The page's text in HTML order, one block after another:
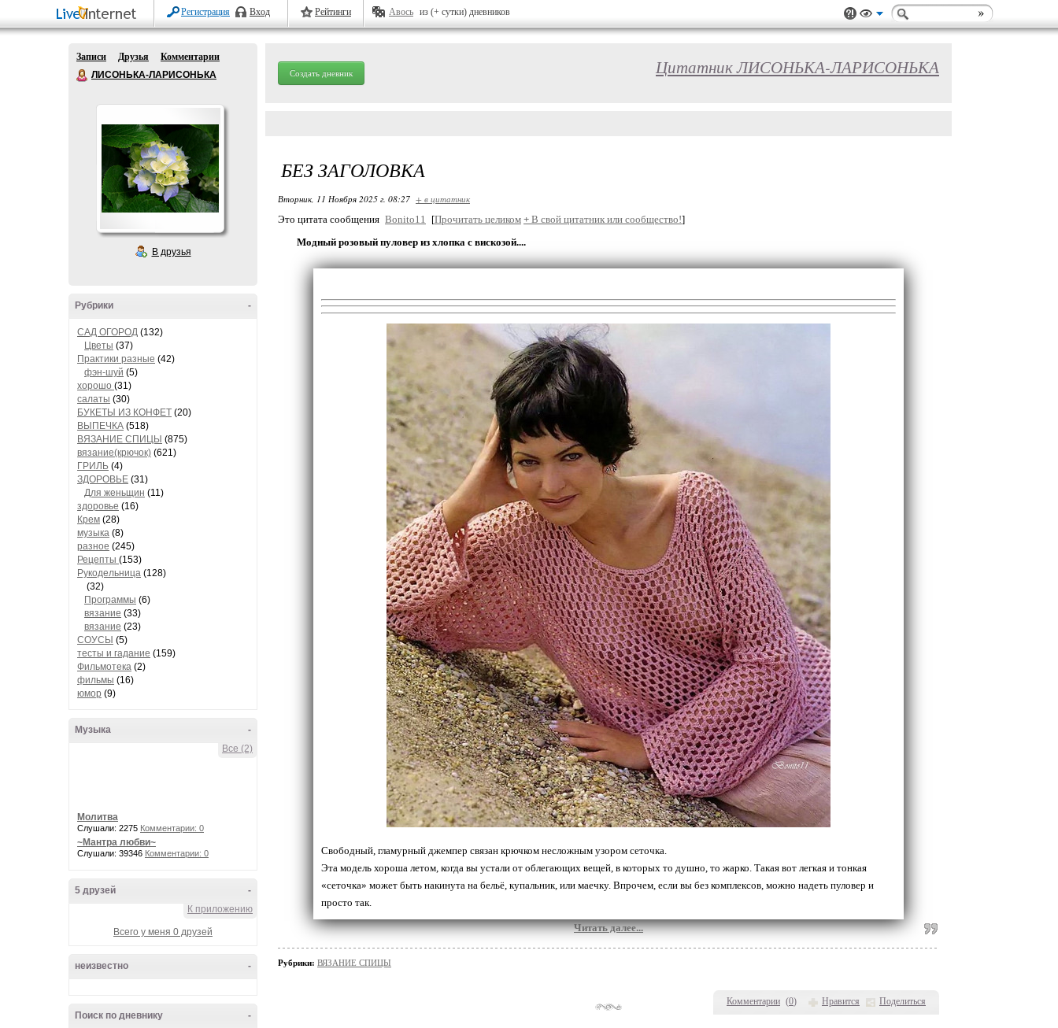
Регистрация Вход Рейтинги Авось из (+ сутки) дневников
Записи Друзья
Комментарии
ЛИСОНЬКА-ЛАРИСОНЬКА
В друзья
-
Рубрики
САД ОГОРОД (132)
Цветы (37)
Практики разные (42)
фэн-шуй (5)
хорошо (31)
салаты (30)
БУКЕТЫ ИЗ КОНФЕТ (20)
ВЫПЕЧКА (518)
ВЯЗАНИЕ СПИЦЫ (875)
вязание(крючок) (621)
ГРИЛЬ (4)
ЗДОРОВЬЕ (31)
Для женьщин (11)
здоровье (16)
Крем (28)
музыка (8)
разное (245)
Рецепты (153)
Рукодельница (128)
(32)
Программы (6)
вязание (33)
вязание (23)
СОУСЫ (5)
тесты и гадание (159)
Фильмотека (2)
фильмы (16)
юмор (9)
-
Музыка
Все (2)
Молитва
Слушали: 2275 Комментарии: 0
~Мантра любви~
Слушали: 39346 Комментарии: 0
-
5 друзей
К приложению
Всего у меня 0 друзей
-
неизвестно
-
Поиск по дневнику
Создать дневник Цитатник ЛИСОНЬКА-ЛАРИСОНЬКА
Комментарии (0) Нравится Поделиться
БЕЗ ЗАГОЛОВКА
Вторник, 11 Ноября 2025 г. 08:27 + в цитатник
Это цитата сообщения Bonito11 [Прочитать целиком + В свой цитатник или сообщество!]
Модный розовый пуловер из хлопка с вискозой....
Свободный, гламурный джемпер связан крючком несложным узором сеточка.
Эта модель хороша летом, когда вы устали от облегающих вещей, в которых то душно, то жарко. Такая вот легкая и тонкая
«сеточка» может быть накинута на бельё, купальник, или маечку. Впрочем, если вы без комплексов, можно надеть пуловер и
просто так.
Читать далее...
Рубрики: ВЯЗАНИЕ СПИЦЫ